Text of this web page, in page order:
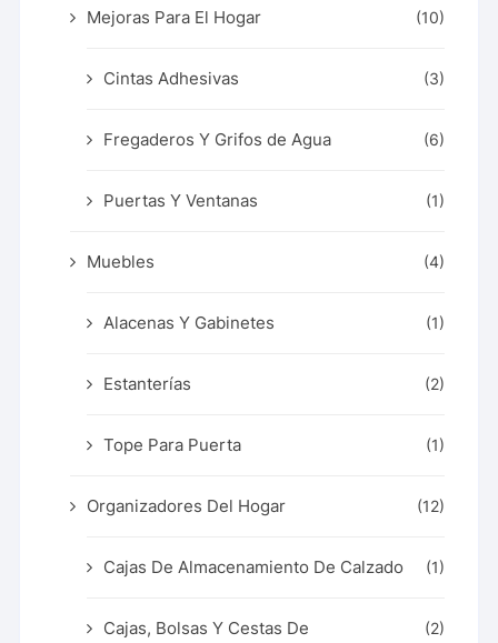
Mejoras Para El Hogar (10)
Cintas Adhesivas (3)
Fregaderos Y Grifos de Agua (6)
Puertas Y Ventanas (1)
Muebles (4)
Alacenas Y Gabinetes (1)
Estanterías (2)
Tope Para Puerta (1)
Organizadores Del Hogar (12)
Cajas De Almacenamiento De Calzado (1)
Cajas, Bolsas Y Cestas De
(2)